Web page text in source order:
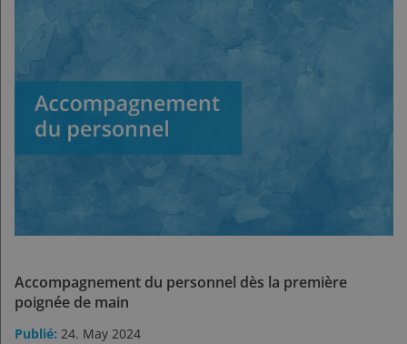
Accompagnement du personnel dès la première
poignée de main
24. May 2024